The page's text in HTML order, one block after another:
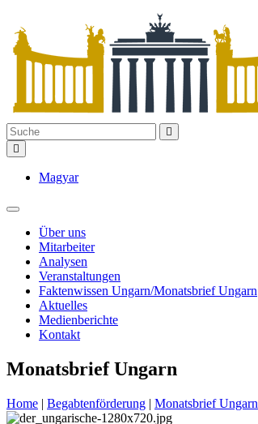
Magyar
Über uns
Mitarbeiter
Analysen
Veranstaltungen
Faktenwissen Ungarn/Monatsbrief Ungarn
Aktuelles
Medienberichte
Kontakt
Monatsbrief Ungarn
Home | Begabtenförderung | Monatsbrief Ungarn